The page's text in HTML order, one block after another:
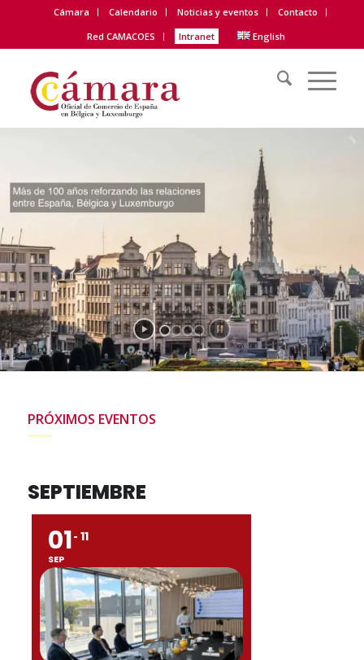
Cámara Calendario Noticias y eventos
Contacto
Red CAMACOES
Intranet English
PRÓXIMOS EVENTOS
SEPTIEMBRE
01
SEP
11